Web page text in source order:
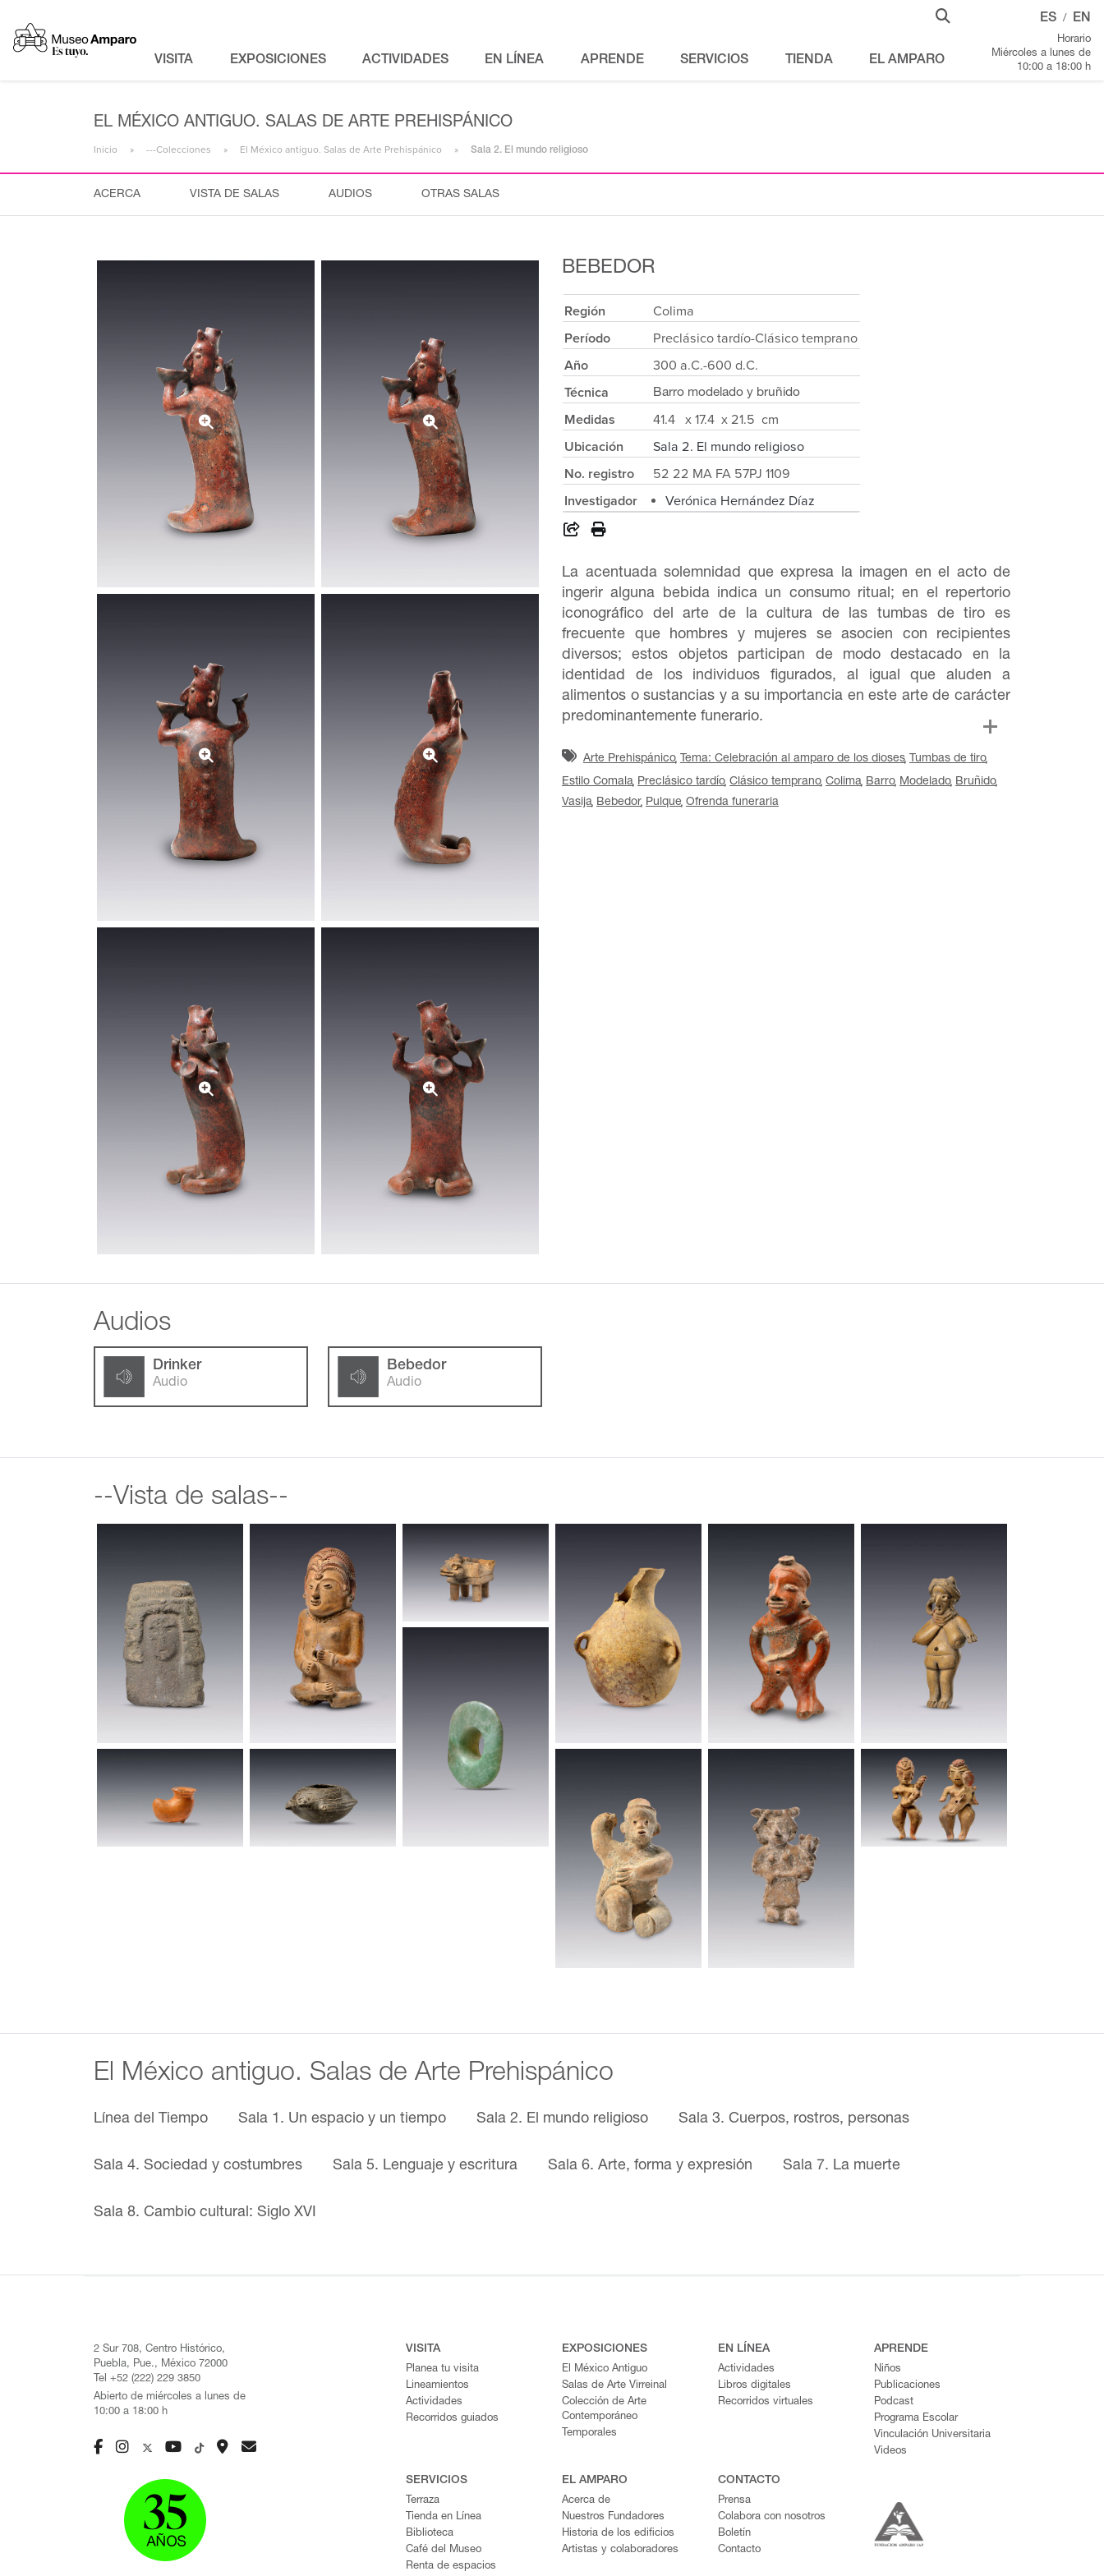
VISITA EXPOSICIONES ACTIVIDADES EN LÍNEA APRENDE SERVICIOS TIENDA EL AMPARO
ES / EN
Horario
Miércoles a lunes de
10:00 a 18:00 h
EL MÉXICO ANTIGUO. SALAS DE ARTE PREHISPÁNICO
Inicio ---Colecciones El México antiguo. Salas de Arte Prehispánico Sala 2. El mundo religioso
ACERCA VISTA DE SALAS AUDIOS OTRAS SALAS
BEBEDOR
Región
Colima
Período
Preclásico tardío-Clásico temprano
Año
300 a.C.-600 d.C.
Técnica
Barro modelado y bruñido
Medidas
41.4 x 17.4 x 21.5 cm
Ubicación
Sala 2. El mundo religioso
No. registro
52 22 MA FA 57PJ 1109
Investigador
Verónica Hernández Díaz
La acentuada solemnidad que expresa la imagen en el acto de
ingerir alguna bebida indica un consumo ritual; en el repertorio
iconográfico del arte de la cultura de las tumbas de tiro es
frecuente que hombres y mujeres se asocien con recipientes
diversos; estos objetos participan de modo destacado en la
identidad de los individuos figurados, al igual que aluden a
alimentos o sustancias y a su importancia en este arte de carácter
predominantemente funerario.
Arte Prehispánico Tema: Celebración al amparo de los dioses Tumbas de tiro
Estilo Comala Preclásico tardío Clásico temprano Colima Barro Modelado Bruñido
Vasija Bebedor Pulque Ofrenda funeraria
Audios
Drinker
Audio
Bebedor
Audio
--Vista de salas--
El México antiguo. Salas de Arte Prehispánico
Línea del Tiempo Sala 1. Un espacio y un tiempo Sala 2. El mundo religioso Sala 3. Cuerpos, rostros, personas
Sala 4. Sociedad y costumbres Sala 5. Lenguaje y escritura Sala 6. Arte, forma y expresión Sala 7. La muerte
Sala 8. Cambio cultural: Siglo XVI
2 Sur 708, Centro Histórico,
Puebla, Pue., México 72000
Tel +52 (222) 229 3850
Abierto de miércoles a lunes de
10:00 a 18:00 h
VISITA
Planea tu visita
Lineamientos
Actividades
Recorridos guiados
EXPOSICIONES
El México Antiguo
Salas de Arte Virreinal
Colección de Arte
Contemporáneo
Temporales
EN LÍNEA
Actividades
Libros digitales
Recorridos virtuales
APRENDE
Niños
Publicaciones
Podcast
Programa Escolar
Vinculación Universitaria
Videos
SERVICIOS
Terraza
Tienda en Línea
Biblioteca
Café del Museo
Renta de espacios
EL AMPARO
Acerca de
Nuestros Fundadores
Historia de los edificios
Artistas y colaboradores
CONTACTO
Prensa
Colabora con nosotros
Boletín
Contacto